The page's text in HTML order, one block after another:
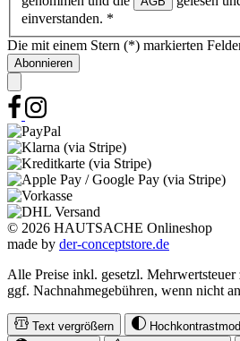
einverstanden. *
Die mit einem Stern (*) markierten
Abonnieren
© 2026 HAUTSACHE Onlineshop
made by der-conceptstore.de
Alle Preise inkl. gesetzl. Mehrwertsteuer
ggf. Nachnahmegebühren, wenn nicht
Text vergrößern